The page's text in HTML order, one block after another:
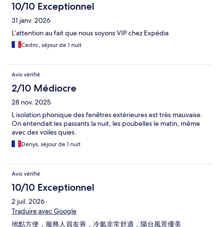
10/10 Exceptionnel
31 janv. 2026
L’attention au fait que nous soyons VIP chez Expédia
Cedric, séjour de 1 nuit
Avis vérifié
2/10 Médiocre
28 nov. 2025
L isolation phonique des fenêtres extérieures est très mauvaise.
On entendait les passants la nuit, les poubelles le matin, même
avec des voiles quies.
Denys, séjour de 1 nuit
Avis vérifié
10/10 Exceptionnel
2 juil. 2026
Traduire avec Google
地點方便，服務人員友善，冷氣非常舒適，陽台風景優美